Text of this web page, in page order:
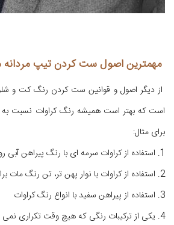
مهمترین اصول ست کردن تیپ مردانه
از دیگر اصول و قوانین ست کردن رنگ کت و
است که بهتر است همیشه رنگ کراوات نسبت به
برای مثال:
1. استفاده از کراوات سرمه ای با رنگ پیراهن آبی روشن
2. استفاده از کراوات با نوار پهن تر، تن رنگ مات برای پیراهن چهارخانه
3. استفاده از پیراهن سفید با انواع رنگ کراوات
4. یکی از ترکیبات رنگی که هیچ وقت تکراری